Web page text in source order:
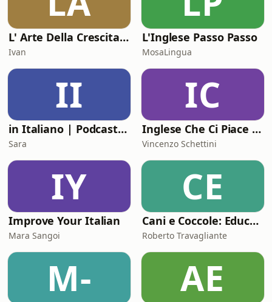
L' Arte Della Crescita Personale - Podcast
Ivan
L'Inglese Passo Passo
MosaLingua
II
in Italiano | Podcast to learn Italian
Sara
IC
Inglese Che Ci Piace - PodCast Show!🗣
Vincenzo Schettini
IY
Improve Your Italian
Mara Sangoi
CE
Cani e Coccole: Educare il tuo cane con amore
Roberto Travagliante
M- AE